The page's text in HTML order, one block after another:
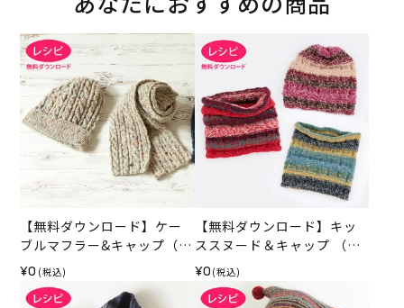
【無料ダウンロード】ケー
ブルマフラー&キャップ（レ
シピ）
¥0 (税込)
【無料ダウンロード】キッ
ススヌード＆キャップ （レ
シピ）
¥0 (税込)